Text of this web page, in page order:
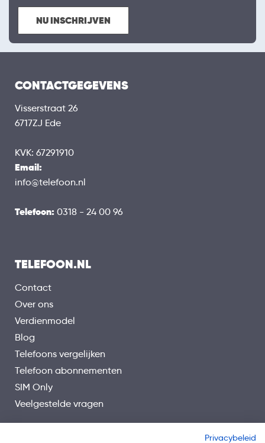
NU INSCHRIJVEN
CONTACTGEGEVENS
Visserstraat 26
6717ZJ Ede
KVK: 67291910
Email:
info@telefoon.nl
Telefoon: 0318 - 24 00 96
TELEFOON.NL
Contact
Over ons
Verdienmodel
Blog
Telefoons vergelijken
Telefoon abonnementen
SIM Only
Veelgestelde vragen
Privacybeleid